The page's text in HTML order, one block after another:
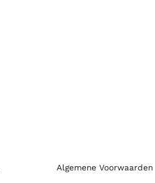
Algemene Voorwaarden